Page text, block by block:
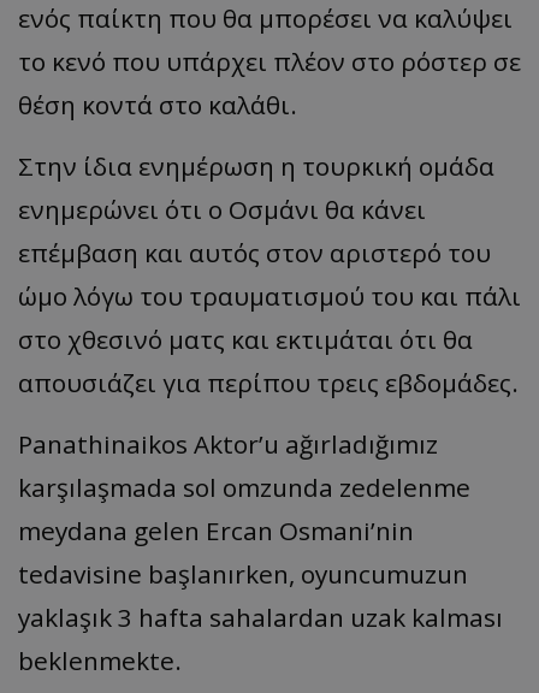
ενός παίκτη που θα μπορέσει να καλύψει
το κενό που υπάρχει πλέον στο ρόστερ σε
θέση κοντά στο καλάθι.
Στην ίδια ενημέρωση η τουρκική ομάδα
ενημερώνει ότι ο Οσμάνι θα κάνει
επέμβαση και αυτός στον αριστερό του
ώμο λόγω του τραυματισμού του και πάλι
στο χθεσινό ματς και εκτιμάται ότι θα
απουσιάζει για περίπου τρεις εβδομάδες.
Panathinaikos Aktor’u ağırladığımız
karşılaşmada sol omzunda zedelenme
meydana gelen Ercan Osmani’nin
tedavisine başlanırken, oyuncumuzun
yaklaşık 3 hafta sahalardan uzak kalması
beklenmekte.